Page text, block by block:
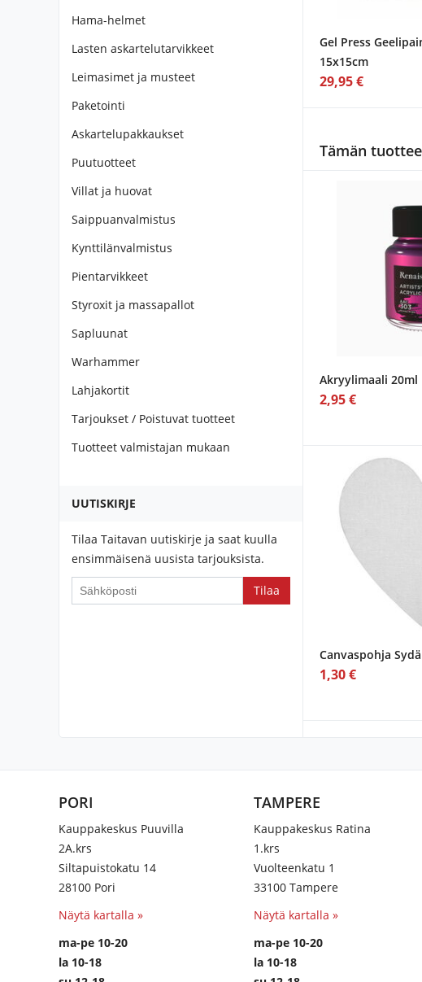
Hama-helmet
Lasten askartelutarvikkeet
Leimasimet ja musteet
Paketointi
Askartelupakkaukset
Puutuotteet
Villat ja huovat
Saippuanvalmistus
Kynttilänvalmistus
Pientarvikkeet
Styroxit ja massapallot
Sapluunat
Warhammer
Lahjakortit
Tarjoukset / Poistuvat tuotteet
Tuotteet valmistajan mukaan
UUTISKIRJE
Tilaa Taitavan uutiskirje ja saat kuulla
ensimmäisenä uusista tarjouksista.
Gel Press
15x15cm
29,95 €
Tämän
Akryylimaali
2,95 €
Canvaspohja
1,30 €
PORI
Kauppakeskus Puuvilla
2A.krs
Siltapuistokatu 14
28100 Pori
Näytä kartalla »
ma-pe 10-20
la 10-18
TAMPERE
Kauppakeskus Ratina
1.krs
Vuolteenkatu 1
33100 Tampere
Näytä kartalla »
ma-pe 10-20
la 10-18